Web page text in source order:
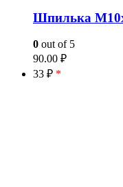
Шпилька
0 out of 5
90.00 ₽
33 ₽ *